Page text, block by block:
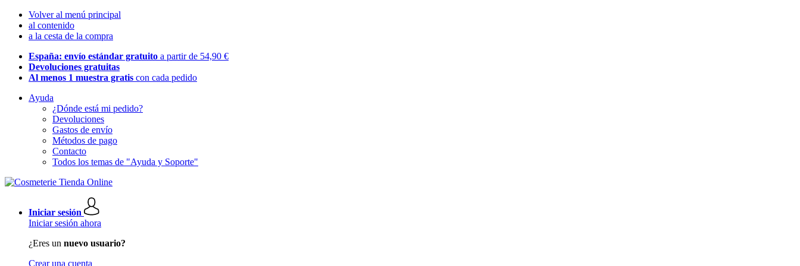
Volver al menú principal
al contenido
a la cesta de la compra
España: envío estándar gratuito a partir de 54,90 €
Devoluciones gratuitas
Al menos 1 muestra gratis con cada pedido
Ayuda
¿Dónde está mi pedido?
Devoluciones
Gastos de envío
Métodos de pago
Contacto
Todos los temas de "Ayuda y Soporte"
Iniciar sesión
Iniciar sesión ahora
¿Eres un nuevo usuario?
Crear una cuenta